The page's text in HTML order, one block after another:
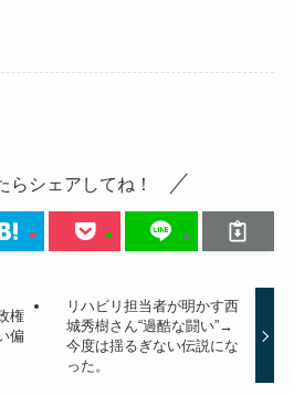
らシェアしてね！
権
偏
リハビリ担当者が明かす西
城秀樹さん“過酷な闘い”→
今度は揺るぎない伝説にな
った。